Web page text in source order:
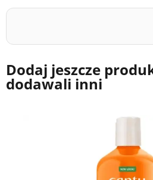
Dodaj jeszcze
dodawali inni